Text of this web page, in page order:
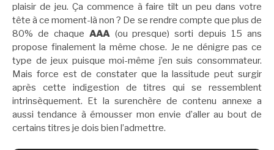
plaisir de jeu. Ça commence à faire tilt un peu dans votre
tête à ce moment-là non ? De se rendre compte que plus de
80% de chaque AAA(ou presque) sorti depuis 15 ans
propose finalement la même chose. Je ne dénigre pas ce
type de jeux puisque moi-même j’en suis consommateur.
Mais force est de constater que la lassitude peut surgir
après cette indigestion de titres qui se ressemblent
intrinsèquement. Et la surenchère de contenu annexe a
aussi tendance à émousser mon envie d’aller au bout de
certains titres je dois bien l’admettre.